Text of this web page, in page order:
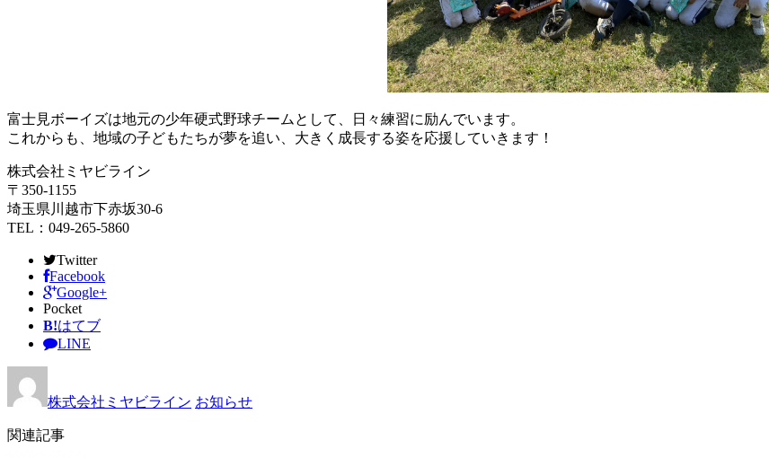
富士見ボーイズは地元の少年硬式野球チームとして、日々練習に励んでいます。
これからも、地域の子どもたちが夢を追い、大きく成長する姿を応援していきます！
株式会社ミヤビライン
〒350-1155
埼玉県川越市下赤坂30-6
TEL：049-265-5860
Twitter
Facebook
Google+
Pocket
B!はてブ
LINE
株式会社ミヤビライン お知らせ
関連記事